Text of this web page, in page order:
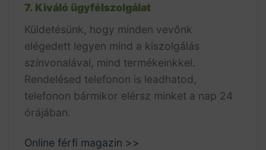
7. Kiváló ügyfélszolgálat
Küldetésünk, hogy minden vevőnk
elégedett legyen mind a kiszolgálás
színvonalával, mind termékeinkkel.
Rendelésed telefonon is leadhatod,
telefonon bármikor elérsz minket a nap 24
órájában.
Online férfi magazin >>